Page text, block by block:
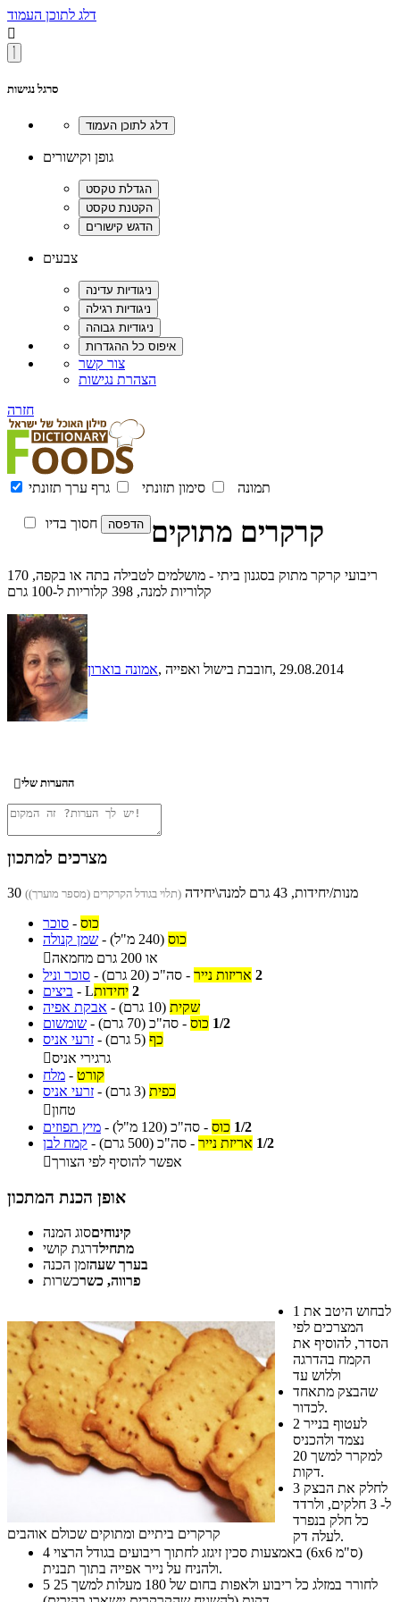
דלג לתוכן העמוד

סרגל נגישות
גופן וקישורים
צבעים
צור קשר
הצהרת נגישות
חזרה
תמונה סימון תזונתי גרף ערך תזונתי
חסוך בדיו קרקרים מתוקים
ריבועי קרקר מתוק בסגנון ביתי - מושלמים לטבילה בתה או בקפה, 170
קלוריות למנה, 398 קלוריות ל-100 גרם
אמונה בוארון , חובבת בישול ואפייה, 29.08.2014
ההערות שלי
מצרכים למתכון
30 מנות/יחידות, 43 גרם למנה\יחידה (תלוי בגודל הקרקרים (מספר מוערך))
סוכר - כוס
שמן קנולה - כוס (240 מ"ל)

או 200 גרם מחמאה
סוכר וניל - 2 אריזות נייר - סה"כ (20 גרם)
ביצים - 2 יחידותL
אבקת אפיה - שקית (10 גרם)
שומשום - 1/2 כוס - סה"כ (70 גרם)
זרעי אניס - כף (5 גרם)
גרגירי אניס
מלח - קורט
זרעי אניס - כפית (3 גרם)
טחון
מיץ תפוזים - 1/2 כוס - סה"כ (120 מ"ל)
קמח לבן - 1/2 אריזת נייר - סה"כ (500 גרם)
אפשר להוסיף לפי הצורך
אופן הכנת המתכון
קינוחיםסוג המנה
מתחילדרגת קושי
בערך שעהזמן הכנה
פרווה, כשרכשרות
קרקרים ביתיים ומתוקים שכולם אוהבים
1
המצרכים לפי
הסדר, להוסיף את
הקמח בהדרגה
וללוש עד
שהבצק מתאחד
לכדור.
2
נצמד ולהכניס
למקרר למשך 20
דקות.
3
ל- 3 חלקים, ולרדד
כל חלק בנפרד
לעלה דק.
4
ולהניח על נייר אפייה בתוך תבנית.
5